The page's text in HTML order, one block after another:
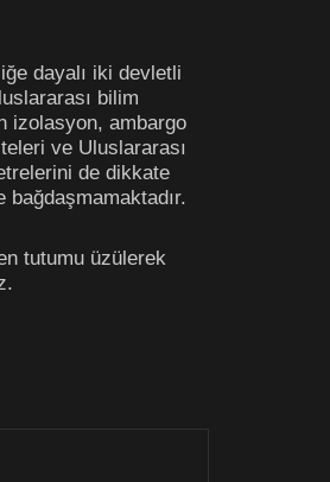
dayalı iki devletli
bilim
izolasyon, ambargo
ve Uluslararası
de dikkate
tutumu üzülerek